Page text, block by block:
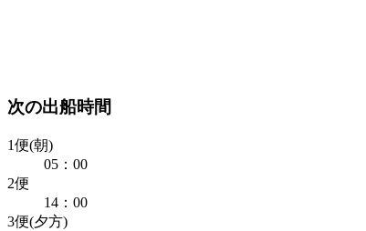
次の出船時間
1便(朝)
05：00
2便
14：00
3便(夕方)